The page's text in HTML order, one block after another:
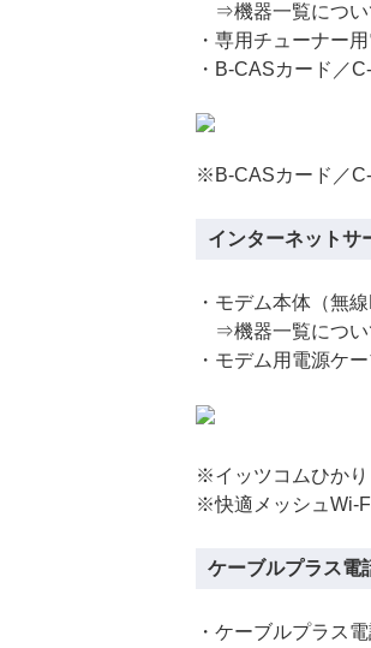
⇒機器一覧につい
・専用チューナー
・B-CASカード／
※B-CASカード／
インターネットサ
・モデム本体（無
⇒機器一覧につい
・モデム用電源ケ
※イッツコムひか
※快適メッシュWi-
ケーブルプラス電
・ケーブルプラス